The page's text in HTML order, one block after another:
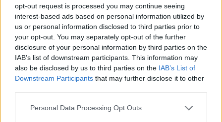
opt-out request is processed you may continue seeing
interest-based ads based on personal information utilized by
us or personal information disclosed to third parties prior to
your opt-out. You may separately opt-out of the further
disclosure of your personal information by third parties on the
IAB’s list of downstream participants. This information may
also be disclosed by us to third parties on the IAB’s List of
Downstream Participants that may further disclose it to other
Personal Data Processing Opt Outs
Πριν 6 ημέρες
Παραμονή Δεκαπενταύγουστου με μεγάλο
πανηγύρι στη Σιδηρούντα